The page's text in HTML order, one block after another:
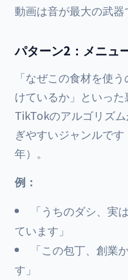
動画は音が最大の武器
パターン2：メニュ
「なぜこの食材を使
けているか」といった
TikTokのアルゴリズ
ぎやすいジャンルで
年）。
例：
「うちのダシ、実
ています」
「この包丁、創業
す」